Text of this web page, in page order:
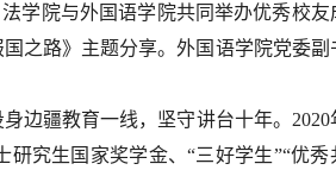
学院与外国语学院共同举办优秀校友
之路》主题分享。外国语学院党委副
边疆教育一线，坚守讲台十年。2020
究生国家奖学金、“三好学生”“优秀